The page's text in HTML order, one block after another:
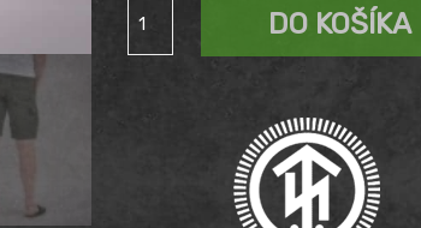
Šortky
DO KOŠÍKA